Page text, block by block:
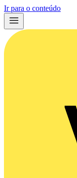
Ir para o conteúdo